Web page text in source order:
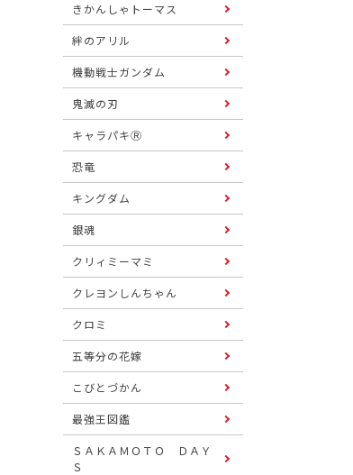
きかんしゃトーマス
絆のアリル
機動戦士ガンダム
鬼滅の刃
キャラパキⓇ
恐竜
キングダム
銀魂
クリィミーマミ
クレヨンしんちゃん
クロミ
五等分の花嫁
こびとづかん
最強王図鑑
ＳＡＫＡＭＯＴＯ ＤＡＹ
Ｓ